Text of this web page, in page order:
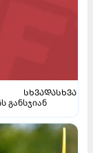
ᲡᲮᲕᲐᲓᲐᲡᲮᲕᲐ
განსჯიან